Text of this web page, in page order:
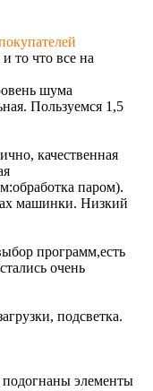
то что все на
шума
Пользуемся 1,5
качественная
паром).
машинки. Низкий
программ,есть
очень
подсветка.
подогнаны элементы